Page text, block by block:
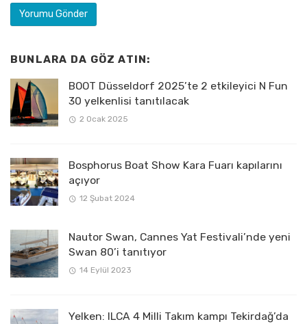
BUNLARA DA GÖZ ATIN:
BOOT Düsseldorf 2025’te 2 etkileyici N Fun
30 yelkenlisi tanıtılacak
2 Ocak 2025
Bosphorus Boat Show Kara Fuarı kapılarını
açıyor
12 Şubat 2024
Nautor Swan, Cannes Yat Festivali’nde yeni
Swan 80’i tanıtıyor
14 Eylül 2023
Yelken: ILCA 4 Milli Takım kampı Tekirdağ’da